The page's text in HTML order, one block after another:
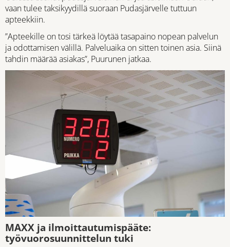
vaan tulee taksikyydillä suoraan Pudasjärvelle tuttuun
apteekkiin.
”Apteekille on tosi tärkeä löytää tasapaino nopean palvelun
ja odottamisen välillä. Palveluaika on sitten toinen asia. Siinä
tahdin määrää asiakas”, Puurunen jatkaa.
MAXX ja ilmoittautumispääte:
työvuorosuunnittelun tuki